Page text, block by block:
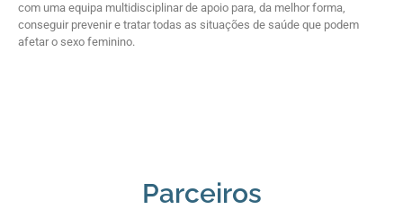
com uma equipa multidisciplinar de apoio para, da melhor forma,
conseguir prevenir e tratar todas as situações de saúde que podem
afetar o sexo feminino.
Parceiros